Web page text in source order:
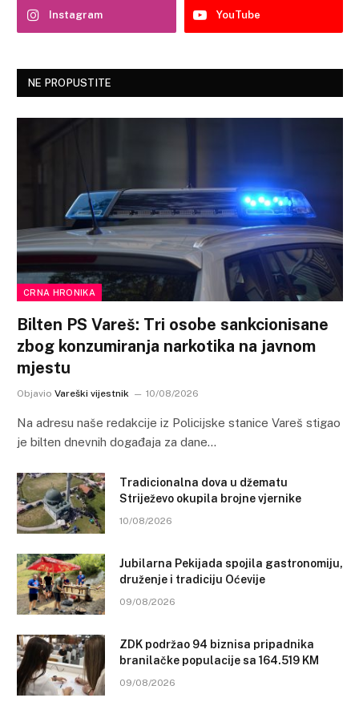
Instagram YouTube
NE PROPUSTITE
CRNA HRONIKA
Bilten PS Vareš: Tri osobe sankcionisane
zbog konzumiranja narkotika na javnom
mjestu
Objavio Vareški vijestnik 10/08/2026
Na adresu naše redakcije iz Policijske stanice Vareš stigao
je bilten dnevnih događaja za dane…
Tradicionalna dova u džematu
Striježevo okupila brojne vjernike
10/08/2026
Jubilarna Pekijada spojila gastronomiju,
druženje i tradiciju Oćevije
09/08/2026
ZDK podržao 94 biznisa pripadnika
branilačke populacije sa 164.519 KM
09/08/2026